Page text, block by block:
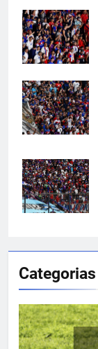
Categorias